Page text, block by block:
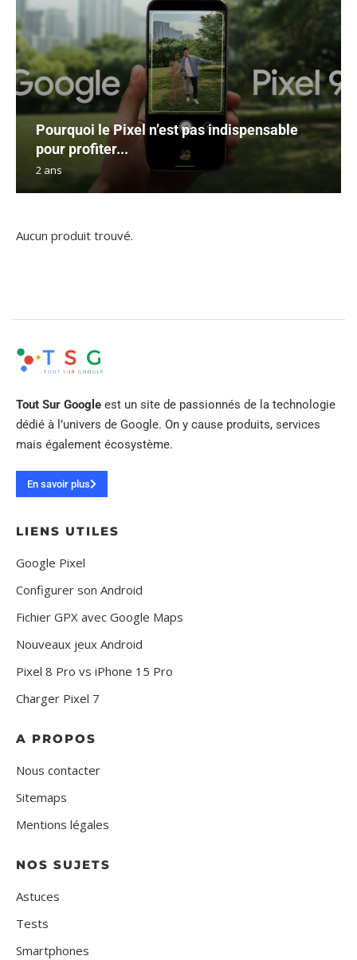
Pourquoi le Pixel n’est pas indispensable
pour profiter...
2 ans
Aucun produit trouvé.
Tout Sur Google est un site de passionnés de la technologie
dédié à l’univers de Google. On y cause produits, services
mais également écosystème.
En savoir plus
LIENS UTILES
Google Pixel
Configurer son Android
Fichier GPX avec Google Maps
Nouveaux jeux Android
Pixel 8 Pro vs iPhone 15 Pro
Charger Pixel 7
A PROPOS
Nous contacter
Sitemaps
Mentions légales
NOS SUJETS
Astuces
Tests
Smartphones